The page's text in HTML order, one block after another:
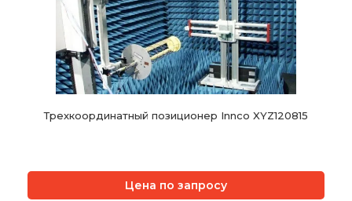
Трехкоординатный позиционер Innco XYZ120815
Цена по запросу